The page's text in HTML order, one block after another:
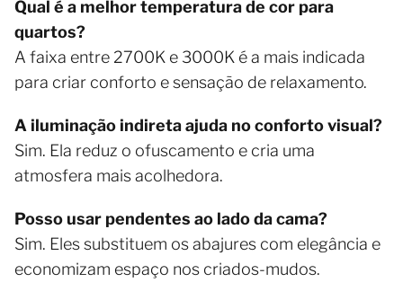
Qual é a melhor temperatura de cor para
quartos?
A faixa entre 2700K e 3000K é a mais indicada
para criar conforto e sensação de relaxamento.
A iluminação indireta ajuda no conforto visual?
Sim. Ela reduz o ofuscamento e cria uma
atmosfera mais acolhedora.
Posso usar pendentes ao lado da cama?
Sim. Eles substituem os abajures com elegância e
economizam espaço nos criados-mudos.